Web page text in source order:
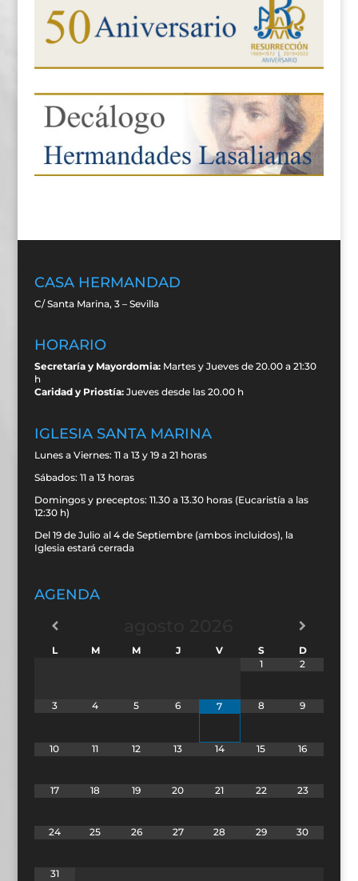
CASA HERMANDAD
C/ Santa Marina, 3 – Sevilla
HORARIO
Secretaría y Mayordomia:Martes y Jueves de 20.00 a 21:30
h
Caridad y Priostía:Jueves desde las 20.00 h
IGLESIA SANTA MARINA
Lunes a Viernes: 11 a 13 y 19 a 21 horas
Sábados: 11 a 13 horas
Domingos y preceptos: 11.30 a 13.30 horas (Eucaristía a las
12:30 h)
Del 19 de Julio al 4 de Septiembre (ambos incluidos), la
Iglesia estará cerrada
AGENDA
L M M J V S
D
1
2
3 4 5 6 7 8 9
10 11 12 13 14 15 16
17 18 19 20 21 22 23
24 25 26 27 28 29 30
31